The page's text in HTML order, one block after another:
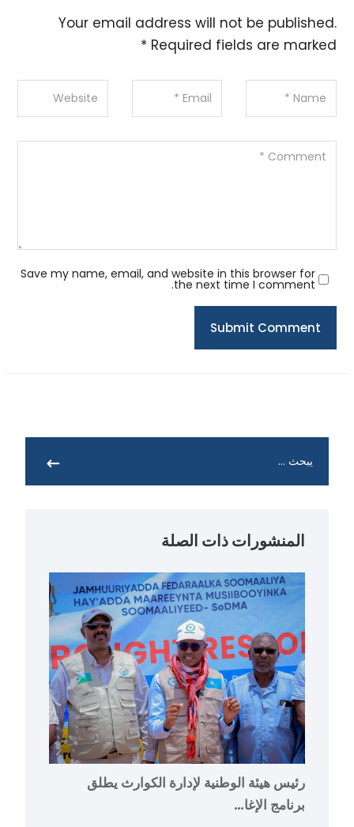
Your email address will not be published.
Required fields are marked
*
Save my name, email, and website in this browser for
the next time I comment.
Submit Comment
المنشورات ذات الصلة
رئيس هيئة الوطنية لإدارة الكوارث يطلق
برنامج الإغا…